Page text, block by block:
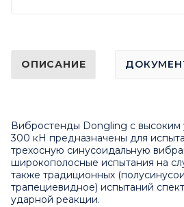
ОПИСАНИЕ
Вибростенды Dongling с высоким
300 кН предназначены для
трехосную синусоидальную
широкополосные испытания на
также традиционных
трапециевидное) испытаний
ударной реакции.